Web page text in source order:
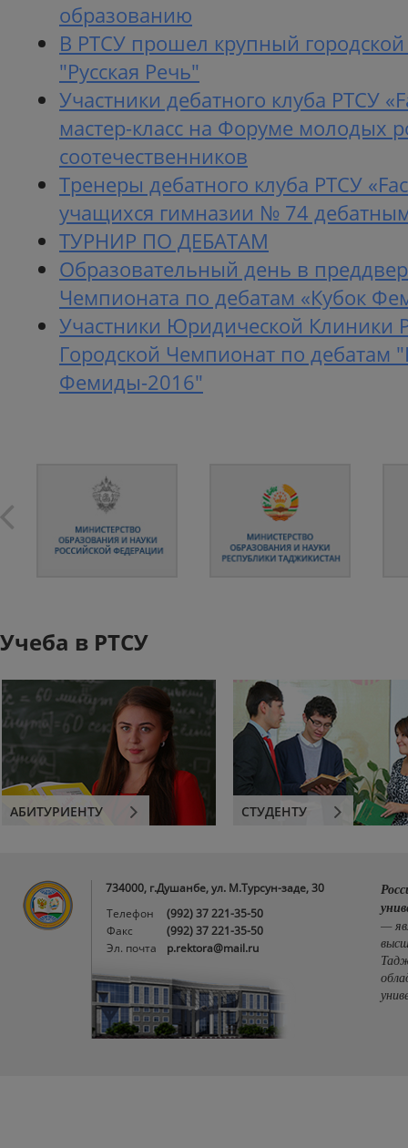
образованию
В РТСУ прошел крупный
"Русская Речь"
Участники дебатного клуба РТСУ
мастер-класс на Форуме молодых
соотечественников
Тренеры дебатного клуба РТСУ
учащихся гимназии № 74
ТУРНИР ПО ДЕБАТАМ
Образовательный день в
Чемпионата по дебатам «Кубок
Участники Юридической Клиники
Городской Чемпионат по дебатам
Фемиды-2016"
Учеба в РТСУ
АБИТУРИЕНТУ СТУДЕНТУ
734000, г.Душанбе, ул. М.Турсун-заде, 30
Телефон
(992) 37 221-35-50
Факс
(992) 37 221-35-50
Эл. почта
p.rektora@mail.ru
—